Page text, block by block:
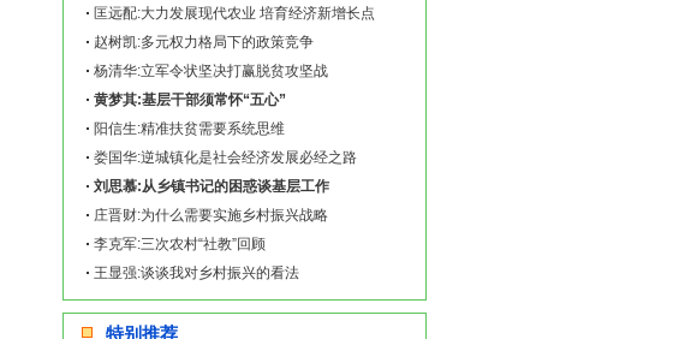
匡远配:大力发展现代农业 培育经济新增长点
赵树凯:多元权力格局下的政策竞争
杨清华:立军令状坚决打赢脱贫攻坚战
黄梦其:基层干部须常怀“五心”
阳信生:精准扶贫需要系统思维
娄国华:逆城镇化是社会经济发展必经之路
刘思慕:从乡镇书记的困惑谈基层工作
庄晋财:为什么需要实施乡村振兴战略
李克军:三次农村“社教”回顾
王显强:谈谈我对乡村振兴的看法
特别推荐